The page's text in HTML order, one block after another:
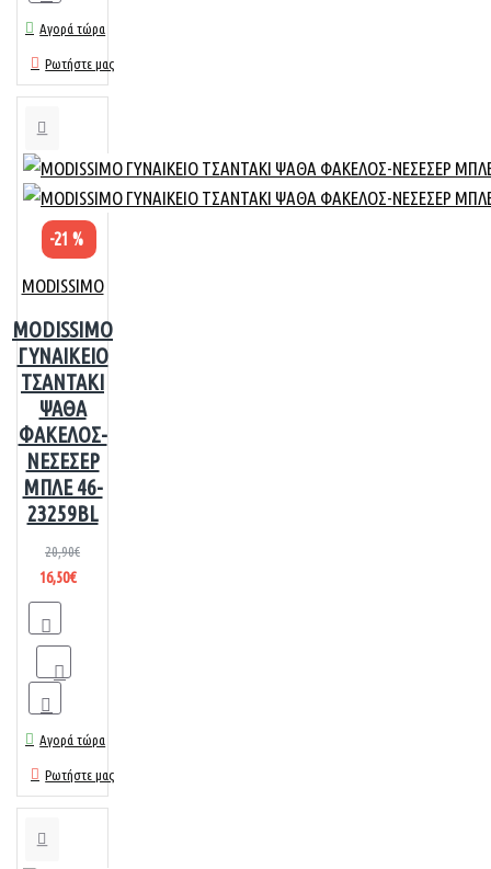
Αγορά τώρα
Ρωτήστε μας
-21 %
MODISSIMO
MODISSIMO
ΓΥΝΑΙΚΕΙΟ
ΤΣΑΝΤΑΚΙ
ΨΑΘΑ
ΦΑΚΕΛΟΣ-
ΝΕΣΕΣΕΡ
ΜΠΛΕ 46-
23259BL
20,90€
16,50€
Αγορά τώρα
Ρωτήστε μας